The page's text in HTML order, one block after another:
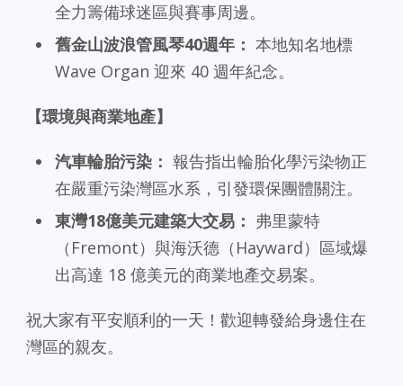
全力籌備球迷區與賽事周邊。
舊金山波浪管風琴40週年： 本地知名地標
Wave Organ 迎來 40 週年紀念。
【環境與商業地產】
汽車輪胎污染： 報告指出輪胎化學污染物正
在嚴重污染灣區水系，引發環保團體關注。
東灣18億美元建築大交易： 弗里蒙特
（Fremont）與海沃德（Hayward）區域爆
出高達 18 億美元的商業地產交易案。
祝大家有平安順利的一天！歡迎轉發給身邊住在
灣區的親友。